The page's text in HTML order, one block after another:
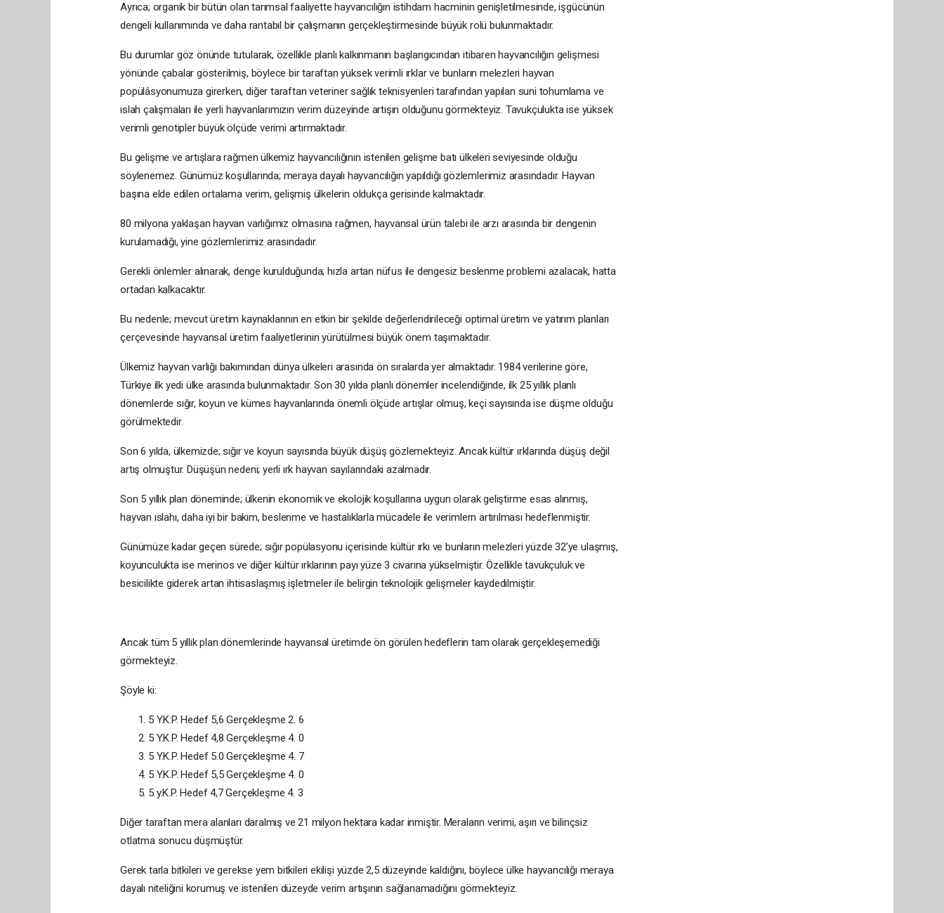
Ayrıca; organik bir bütün olan tarımsal faaliyette hayvancılığın istihdam hacminin genişletilmesinde, işgücünün
dengeli kullanımında ve daha rantabıl bir çalışmanın gerçekleştirmesinde büyük rolü bulunmaktadır.
Bu durumlar göz önünde tutularak, özellikle planlı kalkınmanın başlangıcından itibaren hayvancılığın gelişmesi
yönünde çabalar gösterilmiş, böylece bir taraftan yüksek verimli ırklar ve bunların melezleri hayvan
popülâsyonumuza girerken, diğer taraftan veteriner sağlık teknisyenleri tarafından yapılan suni tohumlama ve
ıslah çalışmaları ile yerli hayvanlarımızın verim düzeyinde artışın olduğunu görmekteyiz. Tavukçulukta ise yüksek
verimli genotipler büyük ölçüde verimi artırmaktadır.
Bu gelişme ve artışlara rağmen ülkemiz hayvancılığının istenilen gelişme batı ülkeleri seviyesinde olduğu
söylenemez. Günümüz koşullarında; meraya dayalı hayvancılığın yapıldığı gözlemlerimiz arasındadır. Hayvan
başına elde edilen ortalama verim, gelişmiş ülkelerin oldukça gerisinde kalmaktadır.
80 milyona yaklaşan hayvan varlığımız olmasına rağmen, hayvansal ürün talebi ile arzı arasında bir dengenin
kurulamadığı, yine gözlemlerimiz arasındadır.
Gerekli önlemler alınarak, denge kurulduğunda; hızla artan nüfus ile dengesiz beslenme problemi azalacak, hatta
ortadan kalkacaktır.
Bu nedenle; mevcut üretim kaynaklarının en etkin bir şekilde değerlendirileceği optimal üretim ve yatırım planları
çerçevesinde hayvansal üretim faaliyetlerinin yürütülmesi büyük önem taşımaktadır.
Ülkemiz hayvan varlığı bakımından dünya ülkeleri arasında ön sıralarda yer almaktadır. 1984 verilerine göre,
Türkiye ilk yedi ülke arasında bulunmaktadır. Son 30 yılda planlı dönemler incelendiğinde, ilk 25 yıllık planlı
dönemlerde sığır, koyun ve kümes hayvanlarında önemli ölçüde artışlar olmuş, keçi sayısında ise düşme olduğu
görülmektedir.
Son 6 yılda, ülkemizde; sığır ve koyun sayısında büyük düşüş gözlemekteyiz. Ancak kültür ırklarında düşüş değil
artış olmuştur. Düşüşün nedeni; yerli ırk hayvan sayılarındaki azalmadır.
Son 5 yıllık plan döneminde; ülkenin ekonomik ve ekolojik koşullarına uygun olarak geliştirme esas alınmış,
hayvan ıslahı, daha iyi bir bakım, beslenme ve hastalıklarla mücadele ile verimlern artırılması hedeflenmiştir.
Günümüze kadar geçen sürede; sığır popülasyonu içerisinde kültür ırkı ve bunların melezleri yüzde 32’ye ulaşmış,
koyunculukta ise merinos ve diğer kültür ırklarının payı yüze 3 civarına yükselmiştir. Özellikle tavukçuluk ve
besicilikte giderek artan ihtisaslaşmış işletmeler ile belirgin teknolojik gelişmeler kaydedilmiştir.
Ancak tüm 5 yıllık plan dönemlerinde hayvansal üretimde ön görülen hedeflerin tam olarak gerçekleşemediği
görmekteyiz.
Şöyle ki:
5 Y.K:P. Hedef 5,6 Gerçekleşme 2. 6
5 Y.K.P. Hedef 4,8 Gerçekleşme 4. 0
5 Y.K.P. Hedef 5.0 Gerçekleşme 4. 7
5 Y.K.P. Hedef 5,5 Gerçekleşme 4. 0
5 y.K.P. Hedef 4,7 Gerçekleşme 4. 3
Diğer taraftan mera alanları daralmış ve 21 milyon hektara kadar inmiştir. Meraların verimi, aşırı ve bilinçsiz
otlatma sonucu düşmüştür.
Gerek tarla bitkileri ve gerekse yem bitkileri ekilişi yüzde 2,5 düzeyinde kaldığını, böylece ülke hayvancılığı meraya
dayalı niteliğini korumuş ve istenilen düzeyde verim artışının sağlanamadığını görmekteyiz.